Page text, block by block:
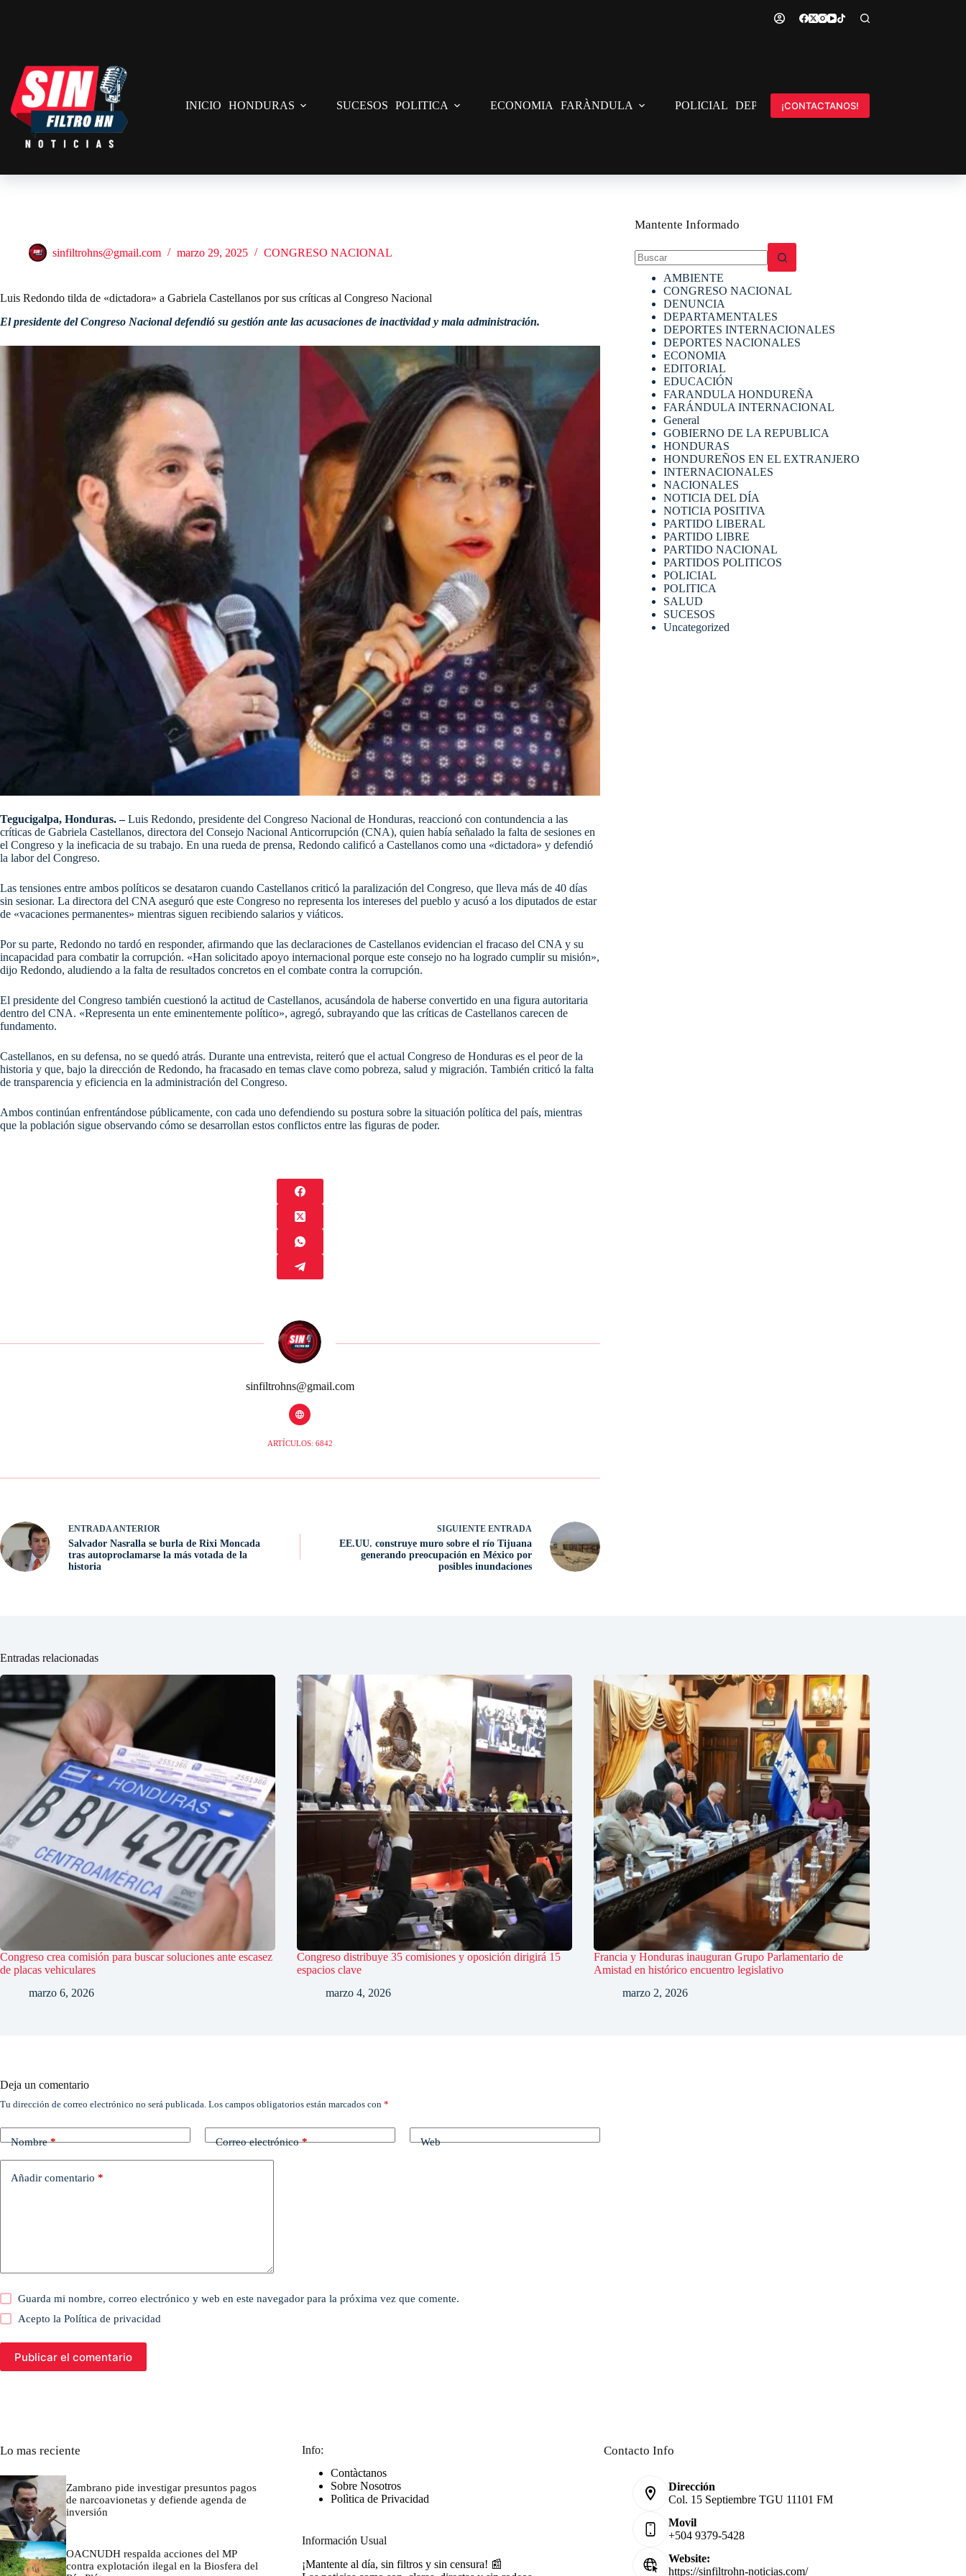
INICIO HONDURAS SUCESOS POLITICA ECONOMIA FARÀNDULA POLICIAL DEPORTES INTERNACIONAL
¡CONTACTANOS!
sinfiltrohns@gmail.com marzo 29, 2025 CONGRESO NACIONAL
Luis Redondo tilda de «dictadora» a Gabriela Castellanos por sus críticas al Congreso Nacional
El presidente del Congreso Nacional defendió su gestión ante las acusaciones de inactividad y mala administración.
Tegucigalpa, Honduras. –Luis Redondo, presidente del Congreso Nacional de Honduras, reaccionó con contundencia a las
críticas de Gabriela Castellanos, directora del Consejo Nacional Anticorrupción (CNA), quien había señalado la falta de sesiones en
el Congreso y la ineficacia de su trabajo. En una rueda de prensa, Redondo calificó a Castellanos como una «dictadora» y defendió
la labor del Congreso.
Las tensiones entre ambos políticos se desataron cuando Castellanos criticó la paralización del Congreso, que lleva más de 40 días
sin sesionar. La directora del CNA aseguró que este Congreso no representa los intereses del pueblo y acusó a los diputados de estar
de «vacaciones permanentes» mientras siguen recibiendo salarios y viáticos.
Por su parte, Redondo no tardó en responder, afirmando que las declaraciones de Castellanos evidencian el fracaso del CNA y su
incapacidad para combatir la corrupción. «Han solicitado apoyo internacional porque este consejo no ha logrado cumplir su misión»,
dijo Redondo, aludiendo a la falta de resultados concretos en el combate contra la corrupción.
El presidente del Congreso también cuestionó la actitud de Castellanos, acusándola de haberse convertido en una figura autoritaria
dentro del CNA. «Representa un ente eminentemente político», agregó, subrayando que las críticas de Castellanos carecen de
fundamento.
Castellanos, en su defensa, no se quedó atrás. Durante una entrevista, reiteró que el actual Congreso de Honduras es el peor de la
historia y que, bajo la dirección de Redondo, ha fracasado en temas clave como pobreza, salud y migración. También criticó la falta
de transparencia y eficiencia en la administración del Congreso.
Ambos continúan enfrentándose públicamente, con cada uno defendiendo su postura sobre la situación política del país, mientras
que la población sigue observando cómo se desarrollan estos conflictos entre las figuras de poder.
sinfiltrohns@gmail.com
ARTÍCULOS: 6842
ENTRADA ANTERIOR
Salvador Nasralla se burla de Rixi Moncada
tras autoproclamarse la más votada de la
historia
SIGUIENTE ENTRADA
EE.UU. construye muro sobre el río Tijuana
generando preocupación en México por
posibles inundaciones
Mantente Informado
resultados
AMBIENTE
CONGRESO NACIONAL
DENUNCIA
DEPARTAMENTALES
DEPORTES INTERNACIONALES
DEPORTES NACIONALES
ECONOMIA
EDITORIAL
EDUCACIÓN
FARANDULA HONDUREÑA
FARÁNDULA INTERNACIONAL
General
GOBIERNO DE LA REPUBLICA
HONDURAS
HONDUREÑOS EN EL EXTRANJERO
INTERNACIONALES
NACIONALES
NOTICIA DEL DÍA
NOTICIA POSITIVA
PARTIDO LIBERAL
PARTIDO LIBRE
PARTIDO NACIONAL
PARTIDOS POLITICOS
POLICIAL
POLITICA
SALUD
SUCESOS
Uncategorized
Entradas relacionadas
Congreso crea comisión para buscar soluciones ante escasez
de placas vehiculares
marzo 6, 2026
Congreso distribuye 35 comisiones y oposición dirigirá 15
espacios clave
marzo 4, 2026
Francia y Honduras inauguran Grupo Parlamentario de
Amistad en histórico encuentro legislativo
marzo 2, 2026
Deja un comentario
Tu dirección de correo electrónico no será publicada. Los campos obligatorios están marcados con *
Nombre* Correo electrónico* Web
Añadir comentario *
Guarda mi nombre, correo electrónico y web en este navegador para la próxima vez que comente.
Acepto laPolítica de privacidad
Publicar el comentario
Lo mas reciente
Zambrano pide investigar presuntos pagos
de narcoavionetas y defiende agenda de
inversión
OACNUDH respalda acciones del MP
contra explotación ilegal en la Biosfera del
Info:
Contàctanos
Sobre Nosotros
Polìtica de Privacidad
Información Usual
¡Mantente al día, sin filtros y sin censura! 📰
Contacto Info
Dirección
Col. 15 Septiembre TGU 11101 FM
Movil
+504 9379-5428
Website:
https://sinfiltrohn-noticias.com/